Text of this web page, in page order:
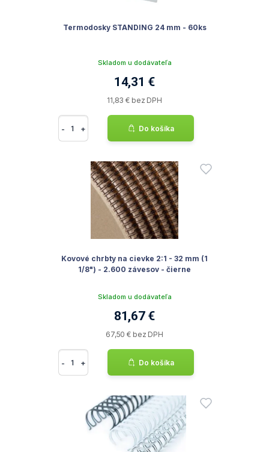
Termodosky STANDING 24 mm - 60ks
Skladom u dodávateľa
14,31 €
11,83 € bez DPH
- + Do košíka
Kovové chrbty na cievke 2:1 - 32 mm (1
1/8") - 2.600 závesov - čierne
Skladom u dodávateľa
81,67 €
67,50 € bez DPH
- + Do košíka